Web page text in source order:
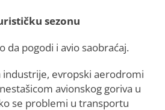
sezonu
da pogodi i avio saobraćaj.
evropski aerodromi
avionskog goriva u
se problemi u transportu